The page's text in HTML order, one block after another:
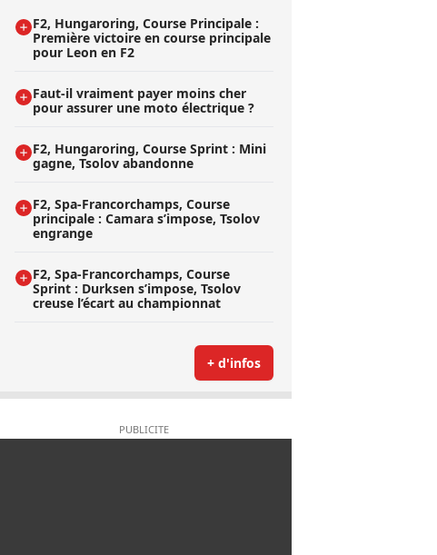
F2, Hungaroring, Course Principale :
Première victoire en course principale
pour Leon en F2
Faut-il vraiment payer moins cher
pour assurer une moto électrique ?
F2, Hungaroring, Course Sprint : Mini
gagne, Tsolov abandonne
F2, Spa-Francorchamps, Course
principale : Camara s’impose, Tsolov
engrange
F2, Spa-Francorchamps, Course
Sprint : Durksen s’impose, Tsolov
creuse l’écart au championnat
+ d'infos